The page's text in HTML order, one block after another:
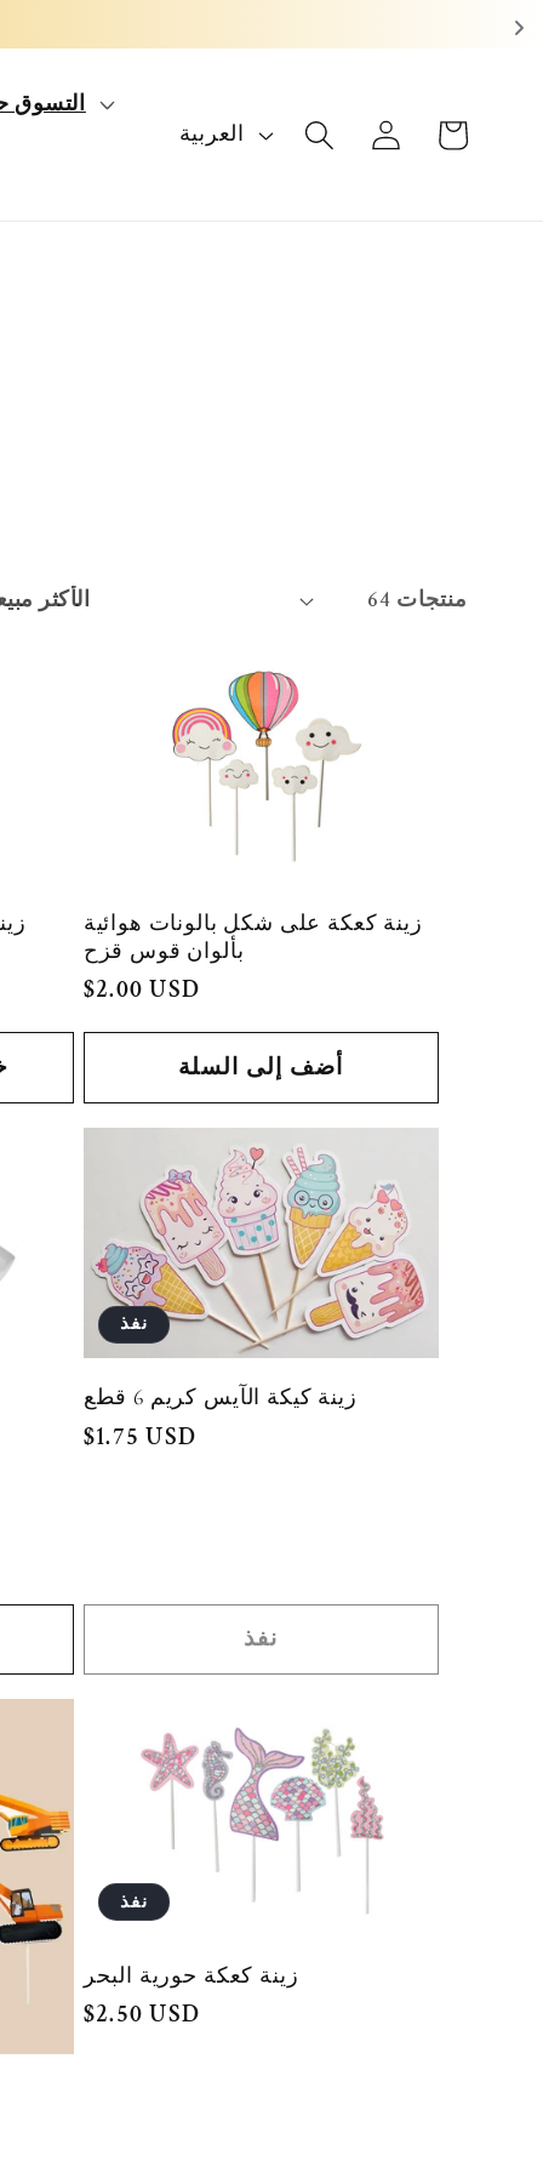
التسوق
العربية
تسجيل
الدخول
عربة
التسوق
64 منتجات
زينة كعكة على شكل بالونات هوائية
بألوان قوس قزح
السعر
العادي
$2.00 USD
أضف إلى السلة
نفذ
زينة كيكة الآيس كريم 6 قطع
السعر
$1.75 USD
نفذ
نفذ
زينة كعكة حورية البحر
السعر
$2.50 USD